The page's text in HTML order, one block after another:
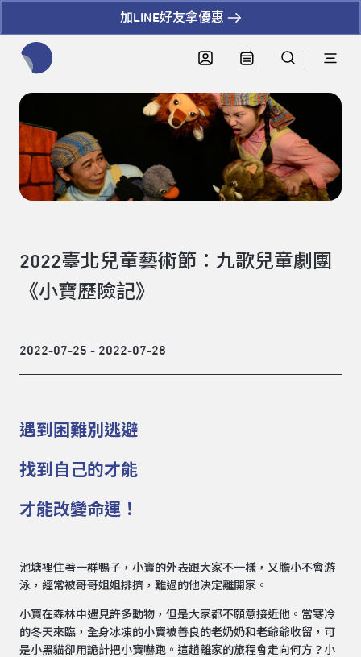
加LINE好友拿優惠
2022臺北兒童藝術節：九歌兒童劇團
《小寶歷險記》
2022-07-25 - 2022-07-28
遇到困難別逃避
找到自己的才能
才能改變命運！
池塘裡住著一群鴨子，小寶的外表跟大家不一樣，又膽小不會游
泳，經常被哥哥姐姐排擠，難過的他決定離開家。
小寶在森林中遇見許多動物，但是大家都不願意接近他。當寒冷
的冬天來臨，全身冰凍的小寶被善良的老奶奶和老爺爺收留，可
是小黑貓卻用詭計把小寶嚇跑。這趟離家的旅程會走向何方？小